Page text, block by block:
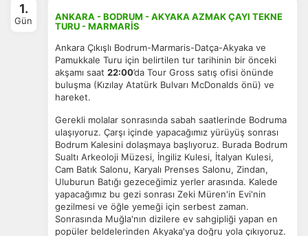
1.
Gün
ANKARA - BODRUM - AKYAKA AZMAK ÇAYI TEKNE
TURU - MARMARİS
Ankara Çıkışlı Bodrum-Marmaris-Datça-Akyaka ve
Pamukkale Turu için belirtilen tur tarihinin bir önceki
akşamı saat 22:00’da Tour Gross satış ofisi önünde
buluşma (Kızılay Atatürk Bulvarı McDonalds önü) ve
hareket.
Gerekli molalar sonrasında sabah saatlerinde Bodruma
ulaşıyoruz. Çarşı içinde yapacağımız yürüyüş sonrası
Bodrum Kalesini dolaşmaya başlıyoruz. Burada Bodrum
Sualtı Arkeoloji Müzesi, İngiliz Kulesi, İtalyan Kulesi,
Cam Batık Salonu, Karyalı Prenses Salonu, Zindan,
Uluburun Batığı gezeceğimiz yerler arasında. Kalede
yapacağımız bu gezi sonrası Zeki Müren'in Evi'nin
gezilmesi ve öğle yemeği için serbest zaman.
Sonrasında Muğla'nın dizilere ev sahgipliği yapan en
popüler beldelerinden Akyaka'ya doğru yola çıkıyoruz.